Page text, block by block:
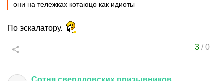
они на тележках котаюцо как идиоты
По эскалатору.
3/0